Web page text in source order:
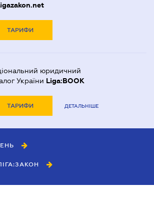
ТАРИФИ
юридичний
України Liga:BOOK
ТАРИФИ ДЕТАЛЬНІШЕ